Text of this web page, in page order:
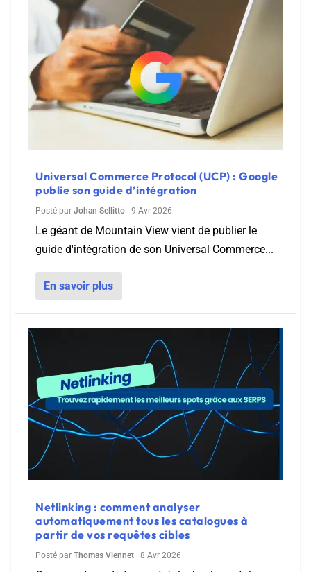
Universal Commerce Protocol (UCP) : Google
publie son guide d’intégration
Posté par Johan Sellitto 9 Avr 2026
Le géant de Mountain View vient de publier le
guide d'intégration de son Universal Commerce...
En savoir plus
Netlinking : comment analyser
automatiquement tous les catalogues à
partir de vos requêtes cibles
Posté par Thomas Viennet | 8 Avr 2026